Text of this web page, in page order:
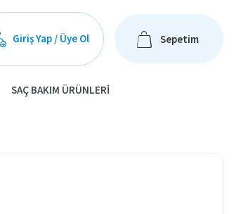
Giriş Yap / Üye Ol Sepetim
SAÇ BAKIM ÜRÜNLERI